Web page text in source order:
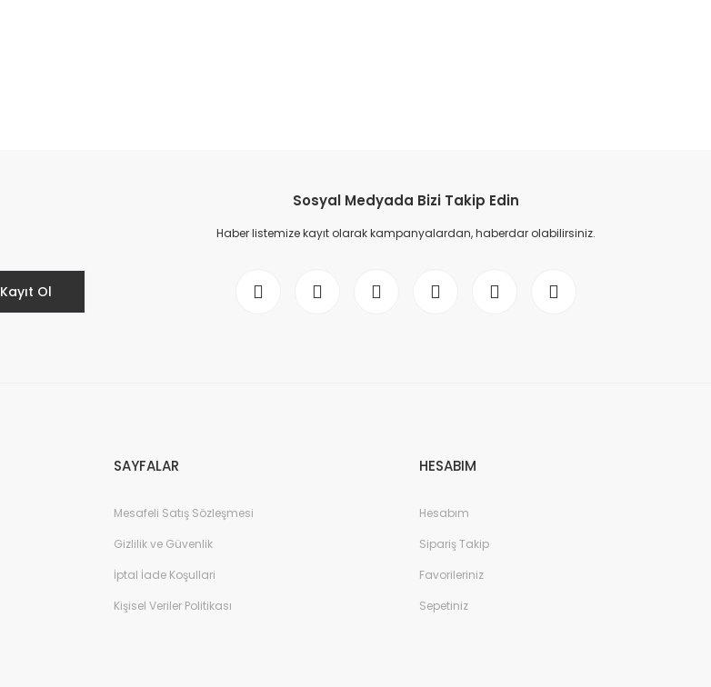
Kayıt Ol
Sosyal Medyada Bizi Takip Edin
Haber listemize kayıt olarak kampanyalardan, haberdar olabilirsiniz.
SAYFALAR
Mesafeli Satış Sözleşmesi
Gizlilik ve Güvenlik
İptal İade Koşullari
Kişisel Veriler Politikası
HESABIM
Hesabım
Sipariş Takip
Favorileriniz
Sepetiniz